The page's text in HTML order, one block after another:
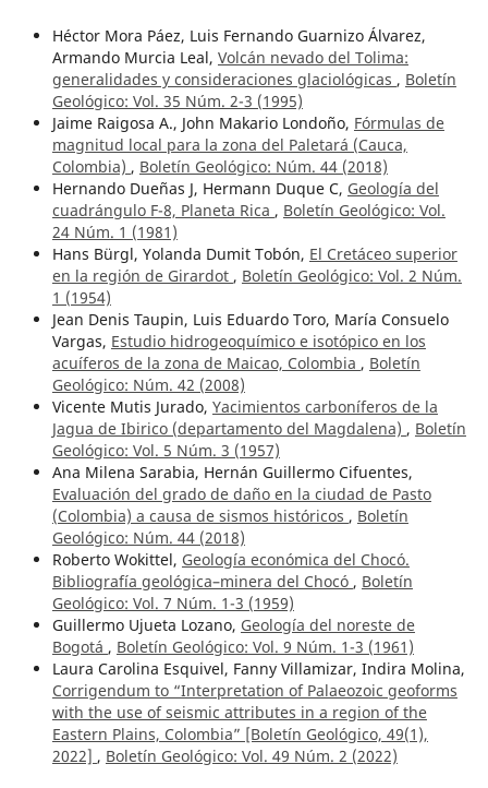
Héctor Mora Páez, Luis Fernando Guarnizo Álvarez,
Armando Murcia Leal, Volcán nevado del Tolima:
generalidades y consideraciones glaciológicas , Boletín
Geológico: Vol. 35 Núm. 2-3 (1995)
Jaime Raigosa A., John Makario Londoño, Fórmulas de
magnitud local para la zona del Paletará (Cauca,
Colombia) , Boletín Geológico: Núm. 44 (2018)
Hernando Dueñas J, Hermann Duque C, Geología del
cuadrángulo F-8, Planeta Rica , Boletín Geológico: Vol.
24 Núm. 1 (1981)
Hans Bürgl, Yolanda Dumit Tobón, El Cretáceo superior
en la región de Girardot , Boletín Geológico: Vol. 2 Núm.
1 (1954)
Jean Denis Taupin, Luis Eduardo Toro, María Consuelo
Vargas, Estudio hidrogeoquímico e isotópico en los
acuíferos de la zona de Maicao, Colombia , Boletín
Geológico: Núm. 42 (2008)
Vicente Mutis Jurado, Yacimientos carboníferos de la
Jagua de Ibirico (departamento del Magdalena) , Boletín
Geológico: Vol. 5 Núm. 3 (1957)
Ana Milena Sarabia, Hernán Guillermo Cifuentes,
Evaluación del grado de daño en la ciudad de Pasto
(Colombia) a causa de sismos históricos , Boletín
Geológico: Núm. 44 (2018)
Roberto Wokittel, Geología económica del Chocó.
Bibliografía geológica–minera del Chocó , Boletín
Geológico: Vol. 7 Núm. 1-3 (1959)
Guillermo Ujueta Lozano, Geología del noreste de
Bogotá , Boletín Geológico: Vol. 9 Núm. 1-3 (1961)
Laura Carolina Esquivel, Fanny Villamizar, Indira Molina,
Corrigendum to “Interpretation of Palaeozoic geoforms
with the use of seismic attributes in a region of the
Eastern Plains, Colombia” [Boletín Geológico, 49(1),
2022] , Boletín Geológico: Vol. 49 Núm. 2 (2022)